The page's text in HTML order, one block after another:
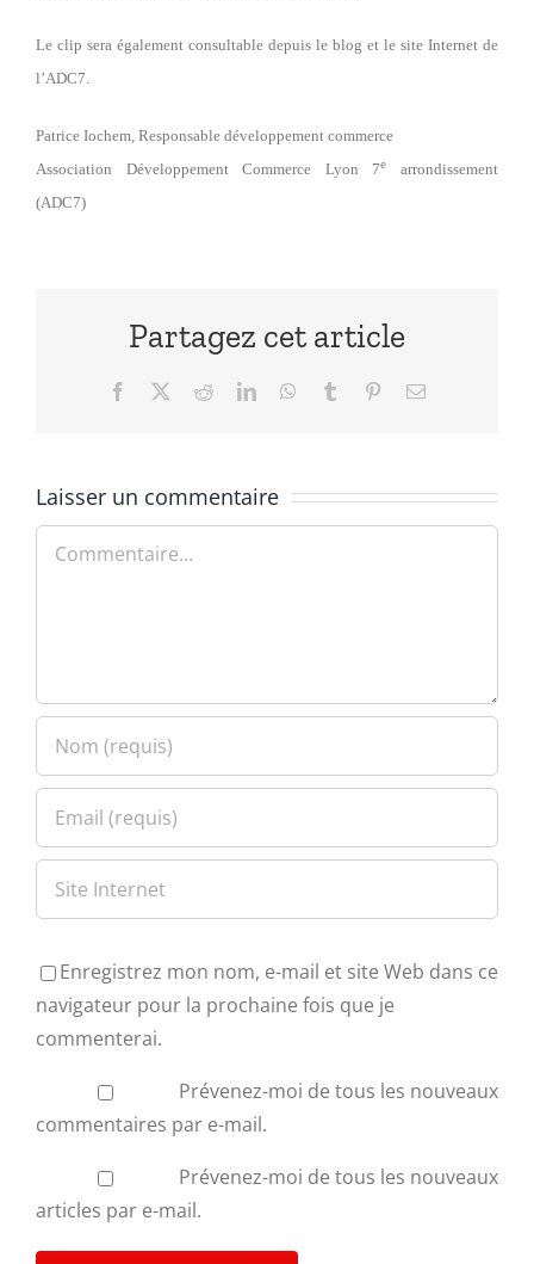
Le clip sera également consultable depuis le blog et le site Internet de
l’ADC7.
Patrice Iochem, Responsable développement commerce
Association Développement Commerce Lyon 7e
arrondissement
(ADC7)
Partagez cet article
Facebook RedditLinkedInWhatsApp
Tumblr PinterestEmail
Laisser un commentaire
Commentaire
Enregistrez mon nom, e-mail et site Web dans ce
navigateur pour la prochaine fois que je
commenterai.
Prévenez-moi de tous les nouveaux
commentaires par e-mail.
Prévenez-moi de tous les nouveaux
articles par e-mail.